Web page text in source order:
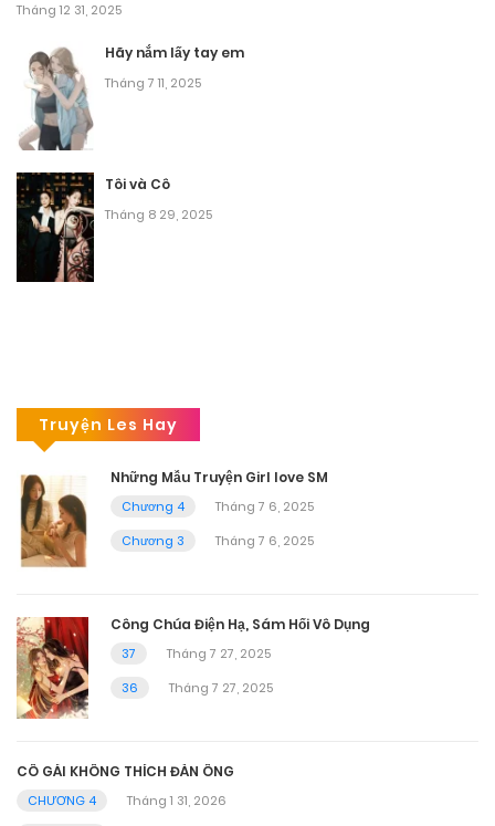
Tháng 12 31, 2025
Hãy nắm lấy tay em
Tháng 7 11, 2025
Tôi và Cô
Tháng 8 29, 2025
Truyện Les Hay
Những Mẫu Truyện Girl love SM
Chương 4
Tháng 7 6, 2025
Chương 3
Tháng 7 6, 2025
Công Chúa Điện Hạ, Sám Hối Vô Dụng
37
Tháng 7 27, 2025
36
Tháng 7 27, 2025
CÔ GÁI KHÔNG THÍCH ĐÀN ÔNG
CHƯƠNG 4
Tháng 1 31, 2026